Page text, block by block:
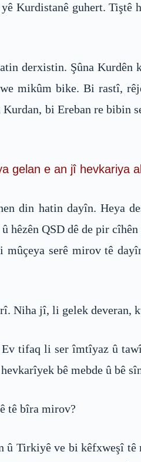
Kurdistanê guhert.
derxistin. Şûna
mikûm bike. Bi rastî,
bi Ereban re bibin
gelan e an jî hevkariya
din hatin dayîn. Heya
QSD dê de pir
serê mirov tê
Niha jî, li gelek
tifaq li ser îmtîyaz û
bê mebde û bê
tê bîra mirov?
Tirkiyê ve bi kêfxweşî